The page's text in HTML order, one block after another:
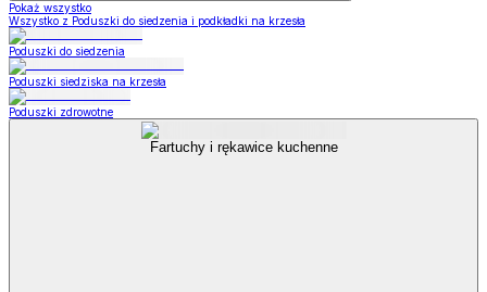
Pokaż wszystko
Wszystko z Poduszki do siedzenia i podkładki na krzesła
Poduszki do siedzenia
Poduszki siedziska na krzesła
Poduszki zdrowotne
Fartuchy i rękawice kuchenne